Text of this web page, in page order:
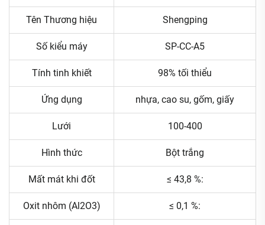
Tên Thương hiệu Shengping
Số kiểu máy SP-CC-A5
Tính tinh khiết 98% tối thiểu
Ứng dụng nhựa, cao su, gốm, giấy
Lưới 100-400
Hình thức Bột trắng
Mất mát khi đốt ≤ 43,8 %:
Oxit nhôm (Al2O3) ≤ 0,1 %: